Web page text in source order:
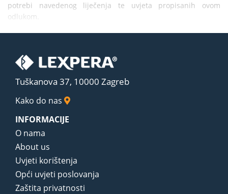
potrebi navedenog liječenja te uvjeta propisanih ovom
odlukom.
Tuškanova 37, 10000 Zagreb
Kako do nas
INFORMACIJE
O nama
About us
Uvjeti korištenja
Opći uvjeti poslovanja
Zaštita privatnosti